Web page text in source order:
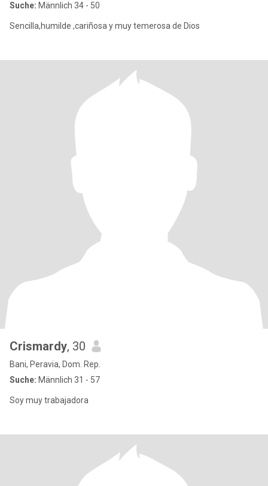
Suche: Männlich 34 - 50
Sencilla,humilde ,cariñosa y muy temerosa de Dios
Crismardy, 30
Bani, Peravia, Dom. Rep.
Suche: Männlich 31 - 57
Soy muy trabajadora